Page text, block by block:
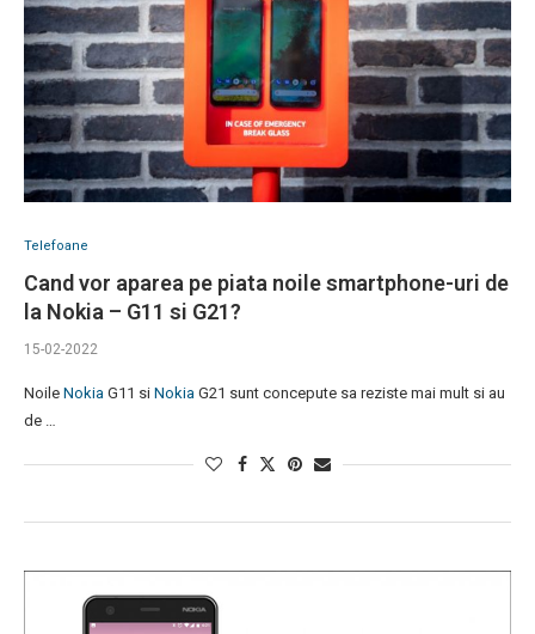
Telefoane
Cand vor aparea pe piata noile smartphone-uri de
la Nokia – G11 si G21?
15-02-2022
Noile Nokia G11 si Nokia G21 sunt concepute sa reziste mai mult si au
de …